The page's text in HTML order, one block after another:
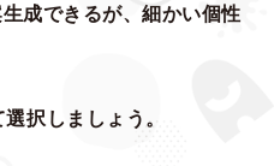
成できるが、細かい個性
択しましょう。